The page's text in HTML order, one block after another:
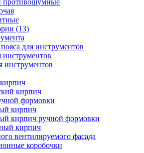
противошумные
(13)
для инструментов
инструментов
кирпич
формовки
кирпич
кирпич ручной формовки
кирпич
вентилируемого фасада
коробочки